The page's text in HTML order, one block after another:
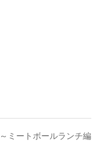
ミートボールランチ編